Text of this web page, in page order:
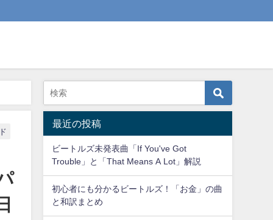
歌詞和訳しつつ解説します！
最近の投稿
ビートルズ未発表曲「If You've Got
Trouble」と「That Means A Lot」解説
初心者にも分かるビートルズ！「お金」の曲
と和訳まとめ